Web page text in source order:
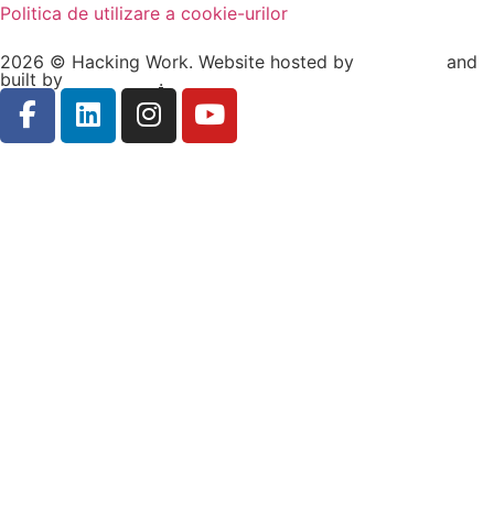
Politica de utilizare a cookie-urilor
2026 © Hacking Work. Website hosted by
and
built by
Ionuț Sabo .